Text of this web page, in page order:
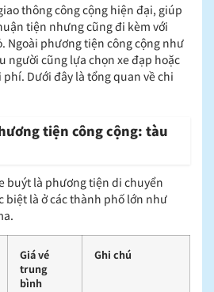
thông công cộng hiện đại, giúp
tiện nhưng cũng đi kèm với
Ngoài phương tiện công cộng như
người cũng lựa chọn xe đạp hoặc
Dưới đây là tổng quan về chi
tiện công cộng: tàu
buýt là phương tiện di chuyển
biệt là ở các thành phố lớn như
Giá vé
trung
bình
Ghi chú